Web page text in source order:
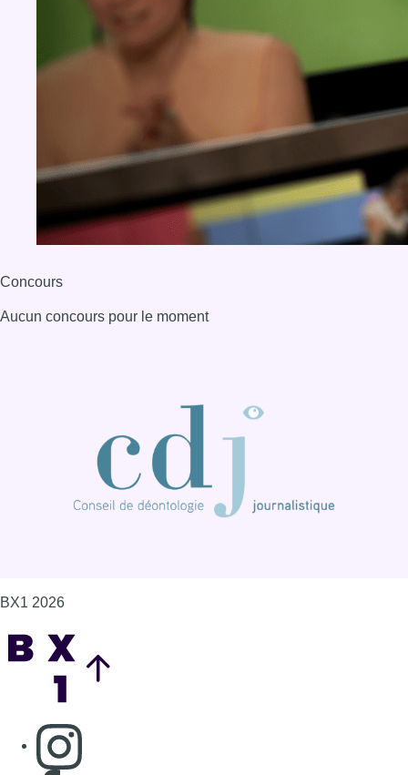
Concours
Aucun concours pour le moment
BX1 2026
Consulter page Instagram